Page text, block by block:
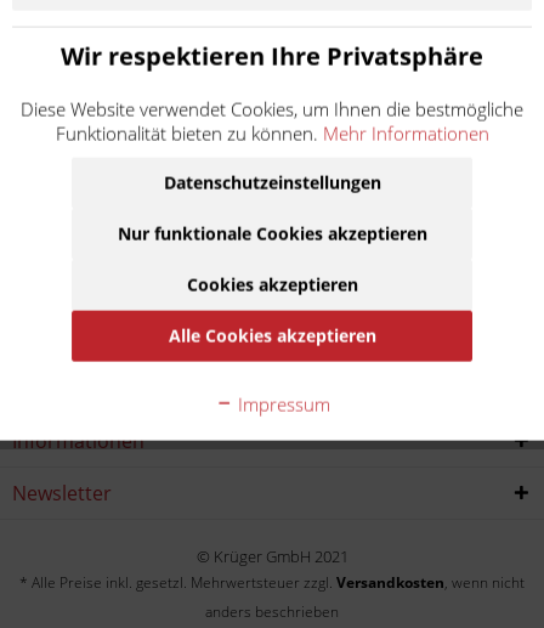
APE 150 AB3T
Informationen
Newsletter
© Krüger GmbH 2021
* Alle Preise inkl. gesetzl. Mehrwertsteuer zzgl. Versandkosten, wenn nicht
anders beschrieben
Wir respektieren Ihre Privatsphäre
Diese Website verwendet Cookies, um Ihnen die bestmögliche
Funktionalität bieten zu können. Mehr Informationen
Datenschutzeinstellungen
Nur funktionale Cookies akzeptieren
Cookies akzeptieren
Alle Cookies akzeptieren
Impressum